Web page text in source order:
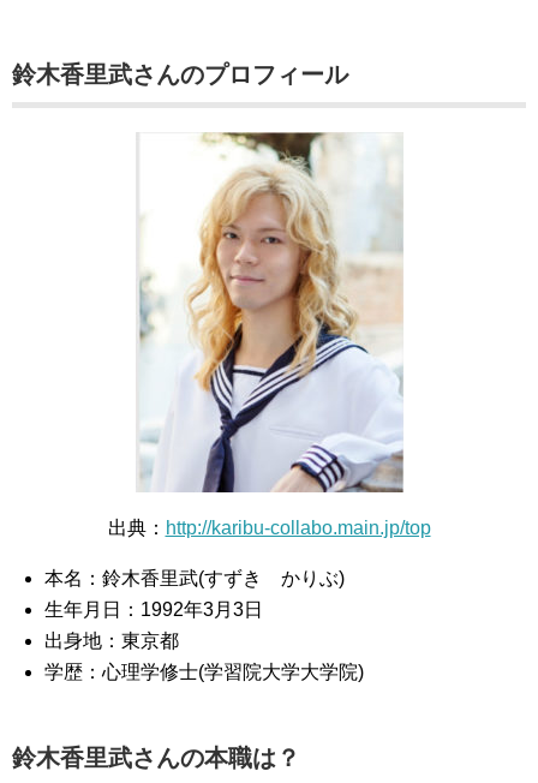
鈴木香里武さんのプロフィール
出典： http://karibu-collabo.main.jp/top
本名：鈴木香里武(すずき かりぶ)
生年月日：1992年3月3日
出身地：東京都
学歴：心理学修士(学習院大学大学院)
鈴木香里武さんの本職は？